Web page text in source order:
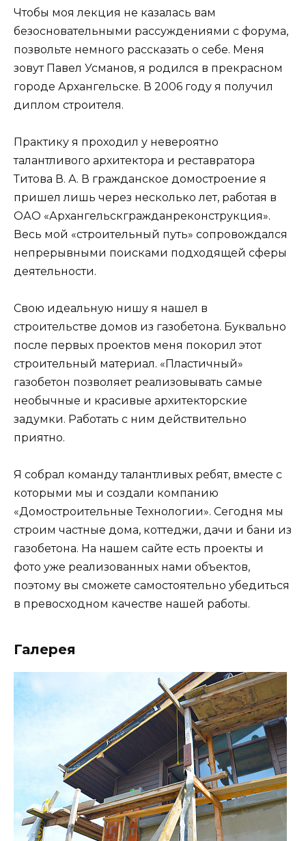
Чтобы моя лекция не казалась вам
безосновательными рассуждениями с форума,
позвольте немного рассказать о себе. Меня
зовут Павел Усманов, я родился в прекрасном
городе Архангельске. В 2006 году я получил
диплом строителя.
Практику я проходил у невероятно
талантливого архитектора и реставратора
Титова В. А. В гражданское домостроение я
пришел лишь через несколько лет, работая в
ОАО «Архангельскгражданреконструкция».
Весь мой «строительный путь» сопровождался
непрерывными поисками подходящей сферы
деятельности.
Свою идеальную нишу я нашел в
строительстве домов из газобетона. Буквально
после первых проектов меня покорил этот
строительный материал. «Пластичный»
газобетон позволяет реализовывать самые
необычные и красивые архитекторские
задумки. Работать с ним действительно
приятно.
Я собрал команду талантливых ребят, вместе с
которыми мы и создали компанию
«Домостроительные Технологии». Сегодня мы
строим частные дома, коттеджи, дачи и бани из
газобетона. На нашем сайте есть проекты и
фото уже реализованных нами объектов,
поэтому вы сможете самостоятельно убедиться
в превосходном качестве нашей работы.
Галерея